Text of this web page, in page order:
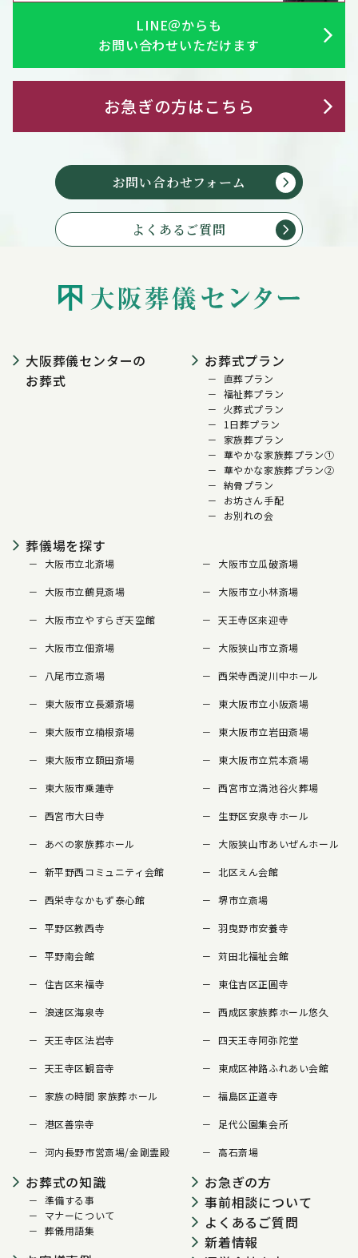
LINE＠からも
お問い合わせいただけます
お急ぎの方はこちら
お問い合わせフォーム
よくあるご質問
大阪葬儀センターの
お葬式
お葬式プラン
直葬プラン
福祉葬プラン
火葬式プラン
1日葬プラン
家族葬プラン
華やかな家族葬プラン①
華やかな家族葬プラン②
納骨プラン
お坊さん手配
お別れの会
葬儀場を探す
大阪市立北斎場 大阪市立瓜破斎場
大阪市立鶴見斎場 大阪市立小林斎場
大阪市立やすらぎ天空館 天王寺区來迎寺
大阪市立佃斎場 大阪狭山市立斎場
八尾市立斎場 西栄寺西淀川中ホール
東大阪市立長瀬斎場 東大阪市立小阪斎場
東大阪市立楠根斎場 東大阪市立岩田斎場
東大阪市立額田斎場 東大阪市立荒本斎場
東大阪市乗蓮寺 西宮市立満池谷火葬場
西宮市大日寺 生野区安泉寺ホール
あべの家族葬ホール 大阪狭山市あいぜんホール
新平野西コミュニティ会館 北区えん会館
西栄寺なかもず泰心館 堺市立斎場
平野区教西寺 羽曳野市安養寺
平野南会館 苅田北福祉会館
住吉区来福寺 東住吉区正圓寺
浪速区海泉寺 西成区家族葬ホール悠久
天王寺区法岩寺 四天王寺阿弥陀堂
天王寺区観音寺 東成区神路ふれあい会館
家族の時間 家族葬ホール 福島区正道寺
港区善宗寺 足代公園集会所
河内長野市営斎場/金剛霊殿 高石斎場
お葬式の知識
準備する事
マナーについて
葬儀用語集
お急ぎの方
事前相談について
よくあるご質問
新着情報